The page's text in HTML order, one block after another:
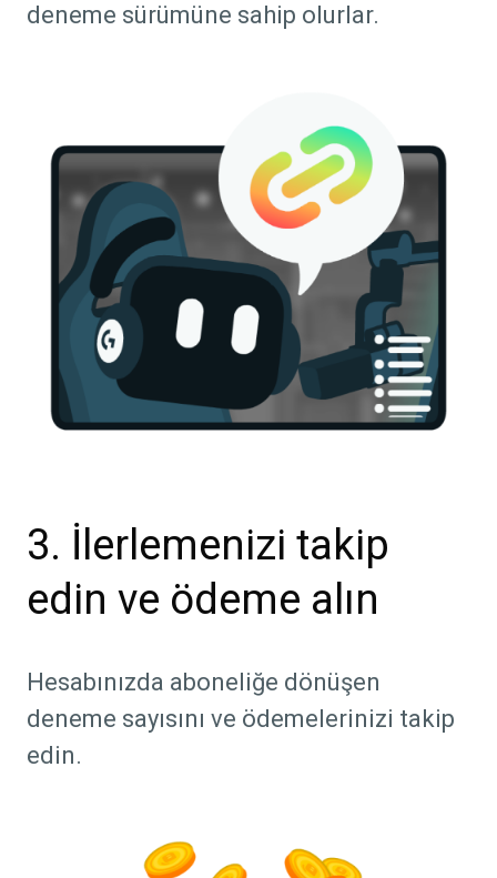
deneme sürümüne sahip olurlar.
3. İlerlemenizi takip
edin ve ödeme alın
Hesabınızda aboneliğe dönüşen
deneme sayısını ve ödemelerinizi takip
edin.